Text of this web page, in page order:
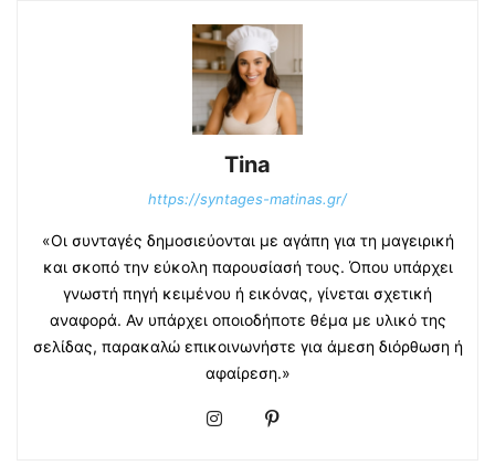
Tina
https://syntages-matinas.gr/
«Οι συνταγές δημοσιεύονται με αγάπη για τη μαγειρική
και σκοπό την εύκολη παρουσίασή τους. Όπου υπάρχει
γνωστή πηγή κειμένου ή εικόνας, γίνεται σχετική
αναφορά. Αν υπάρχει οποιοδήποτε θέμα με υλικό της
σελίδας, παρακαλώ επικοινωνήστε για άμεση διόρθωση ή
αφαίρεση.»